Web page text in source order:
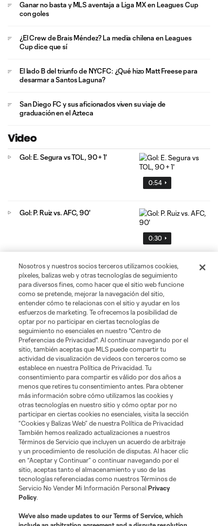
Ganar no basta y MLS aventaja a Liga MX en Leagues Cup
con goles
¿El Crew de Brais Méndez? La media chilena en Leagues
Cup dice que sí
El lado B del triunfo de NYCFC: ¿Qué hizo Matt Freese para
desarmar a Santos Laguna?
San Diego FC y sus aficionados viven su viaje de
graduación en el Azteca
Video
0:54
Gol: E. Segura vs TOL, 90 + 1'
0:30
Gol: P. Ruiz vs. AFC, 90'
0:55
Gol: L. Engel vs. AFC, 54'
0:51
Gol: Z. Booth vs. AFC, 50'
Acerca de MLS
Social
Tienda
Club Sites
Nosotros y nuestros socios terceros utilizamos cookies,
píxeles, balizas web y otras tecnologías de seguimiento
para diversos fines, como hacer que el sitio web funcione
como se pretende, mejorar la navegación del sitio,
entender cómo te relacionas con el sitio y ayudar en los
esfuerzos de marketing. Te ofrecemos la posibilidad de
optar por no participar en ciertas tecnologías de
seguimiento no esenciales en nuestro "Centro de
Preferencias de Privacidad". Al continuar navegando por el
sitio, también aceptas que MLS puede compartir tu
actividad de visualización de videos con terceros como se
establece en nuestra Política de Privacidad. Tu
consentimiento para compartir es válido por dos años a
menos que retires tu consentimiento antes. Para obtener
más información sobre cómo utilizamos las cookies y
otras tecnologías en nuestro sitio y cómo optar por no
participar en ciertas cookies no esenciales, visita la sección
“Cookies y Balizas Web” de nuestra Política de Privacidad
También hemos realizado actualizaciones a nuestros
Términos de Servicio que incluyen un acuerdo de arbitraje
y un procedimiento de resolución de disputas. Al hacer clic
en “Aceptar y Continuar” o continuar navegando por el
sitio, aceptas tanto el almacenamiento y uso de las
tecnologías referenciadas como nuestros Términos de
Servicio No Vender Mi Información PersonalPrivacy
Policy.
We’ve also made updates to ourTerms of Service, which